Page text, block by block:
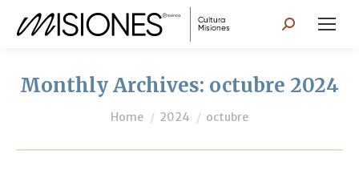
Search:
Monthly Archives: octubre 2024
You are here:
Home 2024 octubre